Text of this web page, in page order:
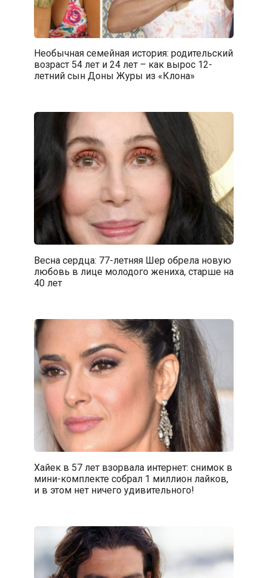
Необычная семейная история: родительский
возраст 54 лет и 24 лет – как вырос 12-
летний сын Доны Журы из «Клона»
Весна сердца: 77-летняя Шер обрела новую
любовь в лице молодого жениха, старше на
40 лет
Хайек в 57 лет взорвала интернет: снимок в
мини-комплекте собрал 1 миллион лайков,
и в этом нет ничего удивительного!